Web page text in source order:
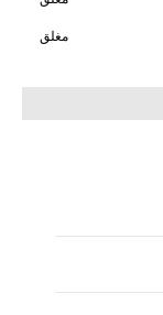
مغلق